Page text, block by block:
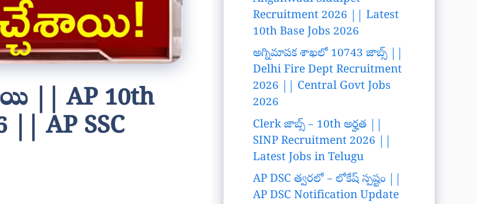
|| AP 10th
|| AP SSC
Recruitment 2026 || Latest
10th Base Jobs 2026
అగ్నిమాపక శాఖలో 10743 జాబ్స్ ||
Delhi Fire Dept Recruitment
2026 || Central Govt Jobs
2026
Clerk జాబ్స్ – 10th అర్హత ||
SINP Recruitment 2026 ||
Latest Jobs in Telugu
AP DSC త్వరలో – లోకేష్ స్పష్టం ||
AP DSC Notification Update